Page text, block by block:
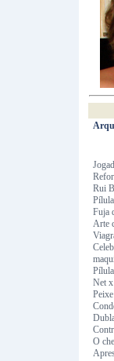
Rui
Fuja
Arte
Net x
O